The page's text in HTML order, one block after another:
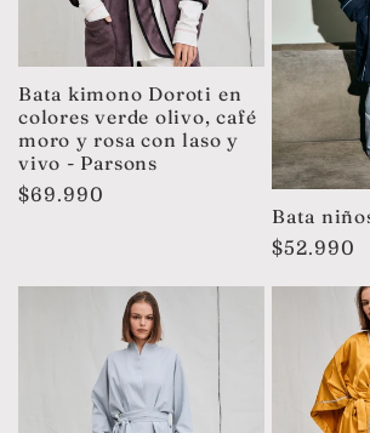
Bata kimono Doroti en
colores verde olivo, café
moro y rosa con laso y
vivo - Parsons
Precio
$69.990
Bata
Precio
$52.990